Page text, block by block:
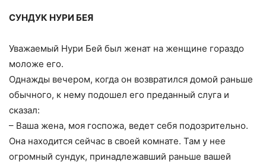
СУНДУК НУРИ БЕЯ
Уважаемый Нури Бей был женат на женщине гораздо
моложе его.
Однажды вечером, когда он возвратился домой раньше
обычного, к нему подошел его преданный слуга и
сказал:
– Ваша жена, моя госпожа, ведет себя подозрительно.
Она находится сейчас в своей комнате. Там у нее
огромный сундук, принадлежавший раньше вашей